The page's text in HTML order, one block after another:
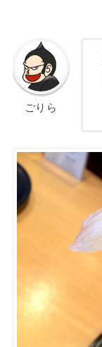
ごりら